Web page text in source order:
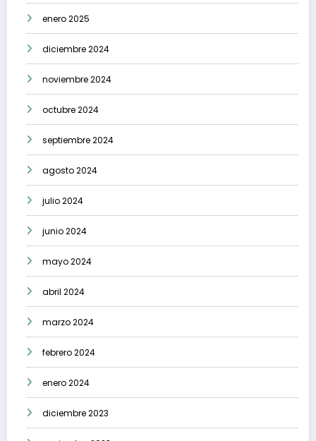
enero 2025
diciembre 2024
noviembre 2024
octubre 2024
septiembre 2024
agosto 2024
julio 2024
junio 2024
mayo 2024
abril 2024
marzo 2024
febrero 2024
enero 2024
diciembre 2023